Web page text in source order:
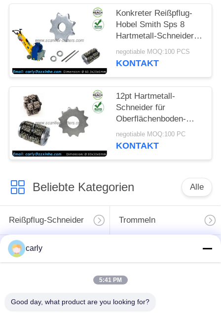
Konkreter Reißpflug-
Hobel Smith Sps 8
Hartmetall-Schneider
Tct-Dreschflegel Sps10
Fs351
negotiable MOQ:100 PCS
KONTAKT
12pt Hartmetall-
Schneider für
Oberflächenboden-
Reißpflug-Teile u.
Zusätze
negotiable MOQ:100 PC
KONTAKT
Beliebte Kategorien Alle
Reißpflug-Schneider Trommeln
Skalifizierer
Schächte und
Schneidmaschinen
Von-Arx-Karbid-Tipp-
Zubehör für Beton-
carly
5:41 PM
Good day, what product are you looking for?